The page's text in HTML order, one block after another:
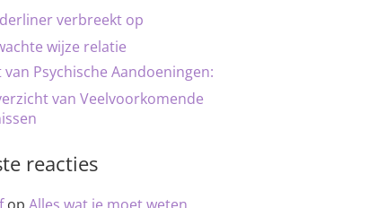
verbreekt op
wijze relatie
van Psychische Aandoeningen:
van Veelvoorkomende
reacties